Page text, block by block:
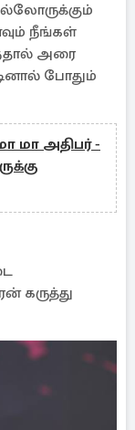
நீங்கள்
அரை
போதும்
மா அதிபர் -
கருத்து